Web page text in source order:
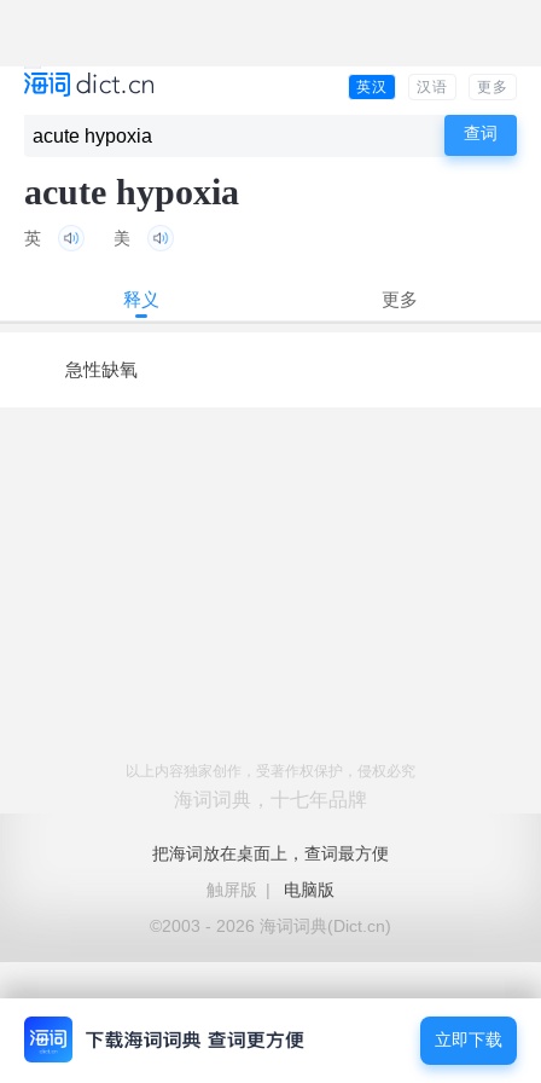
英汉 汉语 更多
acute hypoxia
英 美
释义 更多
急性缺氧
以上内容独家创作，受著作权保护，侵权必究
海词词典，十七年品牌
把海词放在桌面上，查词最方便
触屏版
|
电脑版
©2003 - 2026 海词词典(Dict.cn)
立即下载
立即下载